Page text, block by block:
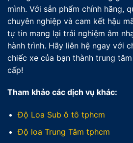
mình. Với sản phẩm chính hãng,
chuyên nghiệp và cam kết hậu
tự tin mang lại trải nghiệm âm
hành trình. Hãy liên hệ ngay với
chiếc xe của bạn thành trung
cấp!
Tham khảo các dịch vụ khác:
Độ Loa Sub ô tô tphcm
Độ loa Trung Tâm tphcm